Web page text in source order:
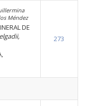
Méndez
DE
273